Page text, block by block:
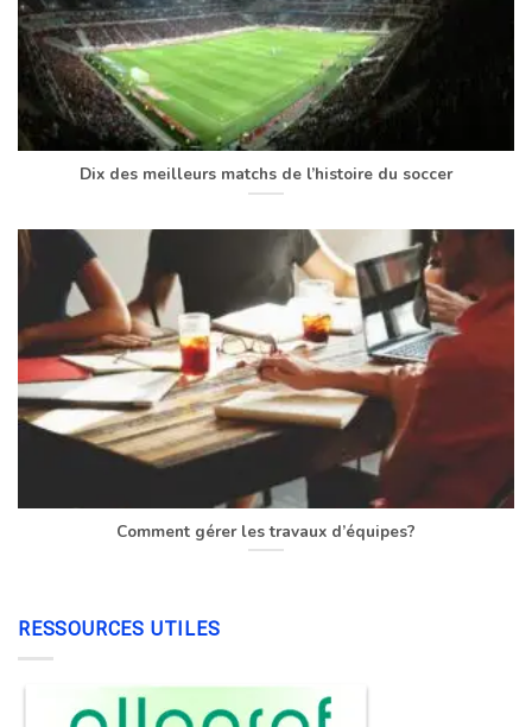
Dix des meilleurs matchs de l’histoire du soccer
Comment gérer les travaux d’équipes?
RESSOURCES UTILES